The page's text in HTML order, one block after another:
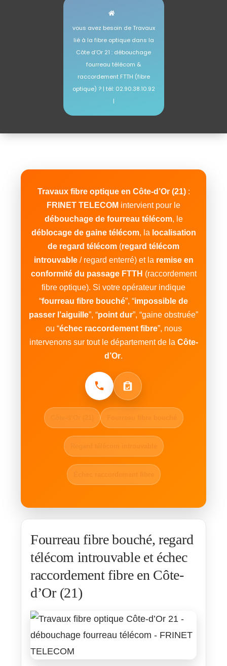
vous avez besoin de Travaux
lié à la fibre optique dans la
Côte d’Or 21 : débouchage
fourreau télécom &
raccordement FTTH (fibre
optique) ? | tél: 02.90.38.10.92
|
Travaux fibre optique en Côte-d’Or (21):
FRINET TELECOM intervient pour le
débouchage de fourreau télécom, le
déblocage de gaine télécom, la localisation
de regard télécom (regard télécom
introuvable/ regard enterré) et la remise en
conformité du passage FTTH (raccordement
fibre optique). Si votre opérateur indique
“fourreau fibre bouché”, “impossible de
passer l’aiguille”, “point dur”, “gaine obstruée”
ou “échec raccordement fibre”, nous
intervenons sur tout le département de la Côte-
d’Or.
Appeler : 02.90.38.10.92
Demander un devis
Fourreau fibre bouché, regard
télécom introuvable et échec
raccordement fibre en Côte-
d’Or (21)